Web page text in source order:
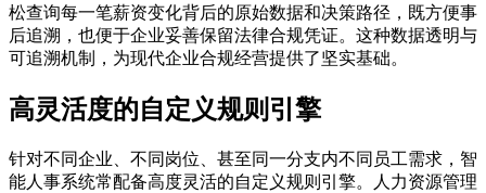
松查询每一笔薪资变化背后的原始数据和决策路径，既方便事
后追溯，也便于企业妥善保留法律合规凭证。这种数据透明与
可追溯机制，为现代企业合规经营提供了坚实基础。
高灵活度的自定义规则引擎
针对不同企业、不同岗位、甚至同一分支内不同员工需求，智
能人事系统常配备高度灵活的自定义规则引擎。人力资源管理